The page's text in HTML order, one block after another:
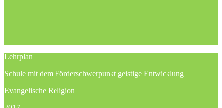
Lehrplan
Schule mit dem Förderschwerpunkt geistige Entwicklung
Evangelische Religion